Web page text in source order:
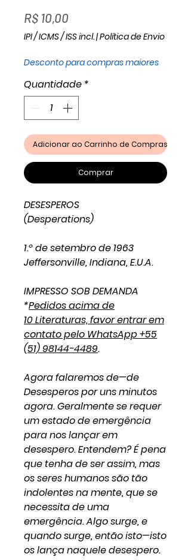
R$ 10,00Preço
IPI / ICMS / ISS incl.|Política de Envio
Desconto para compras maiores
Quantidade *
Adicionar ao Carrinho de Compras
Comprar
DESESPEROS
(Desperations)
1.º de setembro de 1963
Jeffersonville, Indiana, E.U.A.
IMPRESSO SOB DEMANDA
*Pedidos acima de
10 Literaturas, favor entrar em
contato pelo WhatsApp +55
(51) 98144-4489.
Agora falaremos de—de
Desesperos por uns minutos
agora. Geralmente se requer
um estado de emergência
para nos lançar em
desespero. Entendem? É pena
que tenha de ser assim, mas
os seres humanos são tão
indolentes na mente, que se
necessita de uma
emergência. Algo surge, e
quando surge, então isto—isto
os lança naquele desespero.